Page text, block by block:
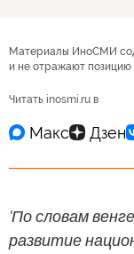
Материалы ИноСМИ
и не отражают
Читать inosmi.ru в
'По словам
развитие